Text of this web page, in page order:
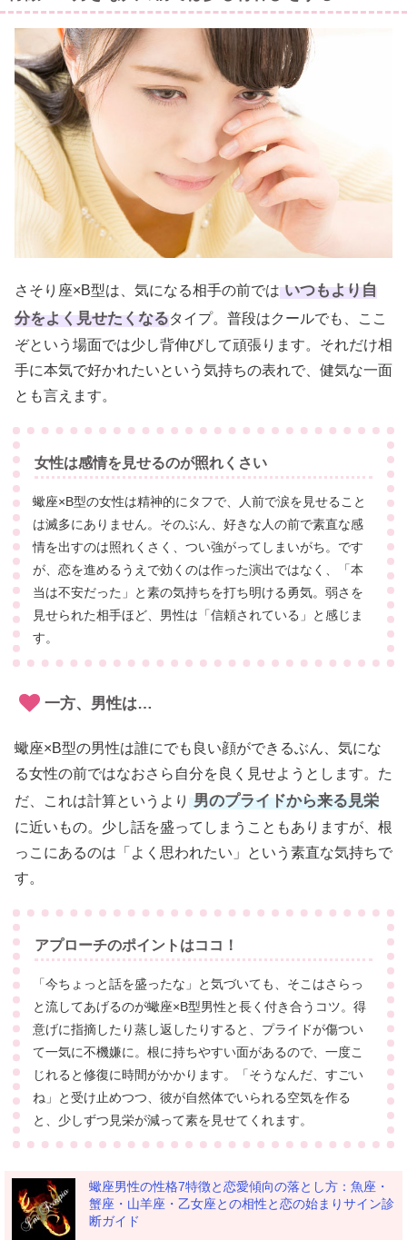
さそり座×B型は、気になる相手の前では いつもより自
分をよく見せたくなるタイプ。普段はクールでも、ここ
ぞという場面では少し背伸びして頑張ります。それだけ相
手に本気で好かれたいという気持ちの表れで、健気な一面
とも言えます。
女性は感情を見せるのが照れくさい
蠍座×B型の女性は精神的にタフで、人前で涙を見せること
は滅多にありません。そのぶん、好きな人の前で素直な感
情を出すのは照れくさく、つい強がってしまいがち。です
が、恋を進めるうえで効くのは作った演出ではなく、「本
当は不安だった」と素の気持ちを打ち明ける勇気。弱さを
見せられた相手ほど、男性は「信頼されている」と感じま
す。
一方、男性は…
蠍座×B型の男性は誰にでも良い顔ができるぶん、気にな
る女性の前ではなおさら自分を良く見せようとします。た
だ、これは計算というより 男のプライドから来る見栄
に近いもの。少し話を盛ってしまうこともありますが、根
っこにあるのは「よく思われたい」という素直な気持ちで
す。
アプローチのポイントはココ！
「今ちょっと話を盛ったな」と気づいても、そこはさらっ
と流してあげるのが蠍座×B型男性と長く付き合うコツ。得
意げに指摘したり蒸し返したりすると、プライドが傷つい
て一気に不機嫌に。根に持ちやすい面があるので、一度こ
じれると修復に時間がかかります。「そうなんだ、すごい
ね」と受け止めつつ、彼が自然体でいられる空気を作る
と、少しずつ見栄が減って素を見せてくれます。
蠍座男性の性格7特徴と恋愛傾向の落とし方：魚座・
蟹座・山羊座・乙女座との相性と恋の始まりサイン診
断ガイド